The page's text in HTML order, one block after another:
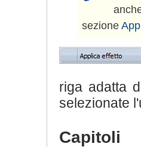
sezione
riga adatta
selezionate
Capitoli